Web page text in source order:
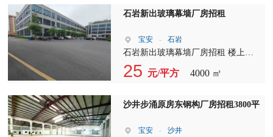
两层）楼上6米高可以做两层， 4. 厂
两个红绿灯上G94大坪出口和外环高
速塘厦平山出口1公里， 6. 现房买了
可以装修， 7. 价格7字头，租售灵活
石岩新出玻璃幕墙厂房招租
宝安 - 石岩
石岩新出玻璃幕墙厂房招租 楼上整
层4000平方 新区形象高大上，空地
超大， 停车位充足，价格实惠，高
25 元/平方 4000 ㎡
沙井步涌原房东钢构厂房招租3800平
宝安 - 沙井